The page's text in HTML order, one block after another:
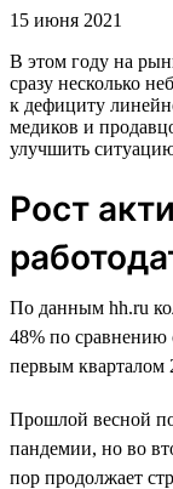
15 июня 2021
В этом году на
сразу несколько
к дефициту
медиков и
улучшить
Рост
По данным hh.ru
48% по сравнению
первым кварталом
Прошлой весной
пандемии, но во
пор продолжает